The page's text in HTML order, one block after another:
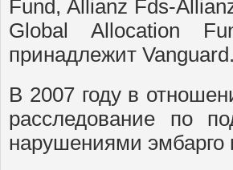
Fund, Allianz Fds-
Global Allocation
принадлежит Vanguard.
В 2007 году в
расследование по
нарушениями эмбарго